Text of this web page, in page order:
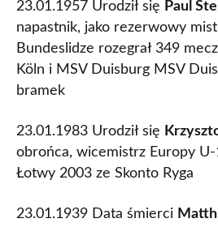
23.01.1957 Urodził się Paul
napastnik, jako rezerwowy
Bundeslidze rozegrał 349
Köln i MSV Duisburg MSV
bramek
23.01.1983 Urodził się
obrońca, wicemistrz Europy
Łotwy 2003 ze Skonto Ryga
23.01.1939 Data śmierci